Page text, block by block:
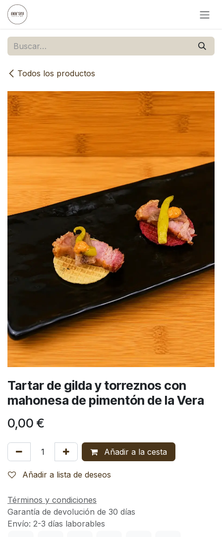
Ir al contenido
Todos los productos
Tartar de gilda y torreznos con
mahonesa de pimentón de la Vera
0,00 €
Añadir a la cesta
Añadir a lista de deseos
Términos y condiciones
Garantía de devolución de 30 días
Envío: 2-3 días laborables